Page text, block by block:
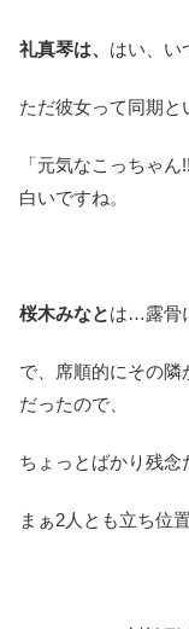
礼真琴は、 はい、い
ただ彼女って同期と
「元気なこっちゃ
白いですね。
桜木みなとは…露骨
で、席順的にその隣
だったので、
ちょっとばかり残念
まぁ2人とも立ち位